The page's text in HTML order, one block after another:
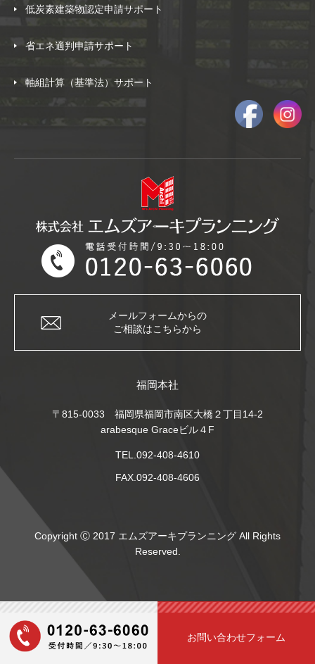
お問い合わせフォーム
低炭素建築物認定申請サポート
省エネ適判申請サポート
軸組計算（基準法）サポート
メールフォームからの
ご相談はこちらから
福岡本社
〒815-0033 福岡県福岡市南区大橋２丁目14-2
arabesque Graceビル４F
TEL.092-408-4610
FAX.092-408-4606
Copyright Ⓒ 2017 エムズアーキプランニング All Rights
Reserved.